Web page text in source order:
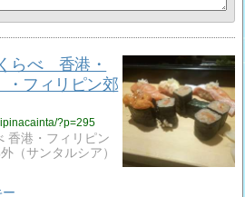
らべ 香港・
・フィリピン郊
?p=295
香港・フィリピン
（サンタルシア）
ー